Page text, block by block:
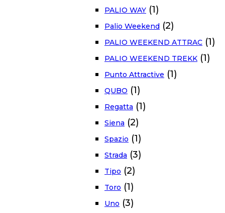
PALIO WAY (1)
Palio Weekend (2)
PALIO WEEKEND ATTRAC (1)
PALIO WEEKEND TREKK (1)
Punto Attractive (1)
QUBO (1)
Regatta (1)
Siena (2)
Spazio (1)
Strada (3)
Tipo (2)
Toro (1)
Uno (3)